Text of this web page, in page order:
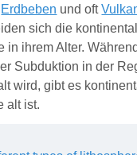
Erdbeben und oft
sich die
in ihrem Alter.
Subduktion in der
wird, gibt es
alt ist.